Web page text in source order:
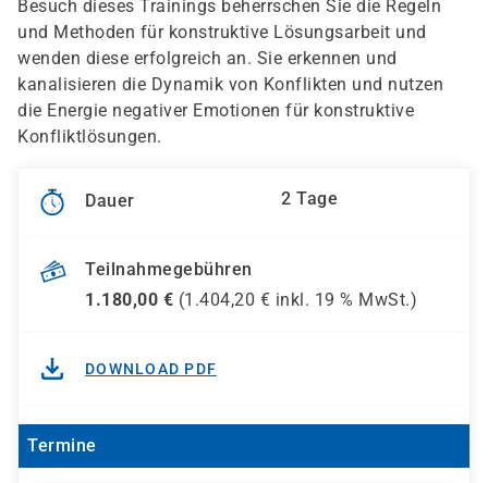
Besuch dieses Trainings beherrschen Sie die Regeln
und Methoden für konstruktive Lösungsarbeit und
wenden diese erfolgreich an. Sie erkennen und
kanalisieren die Dynamik von Konflikten und nutzen
die Energie negativer Emotionen für konstruktive
Konfliktlösungen.
Dauer 2 Tage
Teilnahmegebühren
1.180,00 € (1.404,20 € inkl. 19 % MwSt.)
DOWNLOAD PDF
Termine